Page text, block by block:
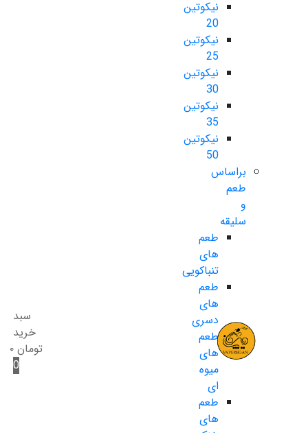
نیکوتین
20
نیکوتین
25
نیکوتین
30
نیکوتین
35
نیکوتین
50
براساس
طعم
و
سلیقه
طعم
های
تنباکویی
طعم
های
دسری
طعم
های
میوه
ای
طعم
های
سبد
خرید
تومان ۰
0